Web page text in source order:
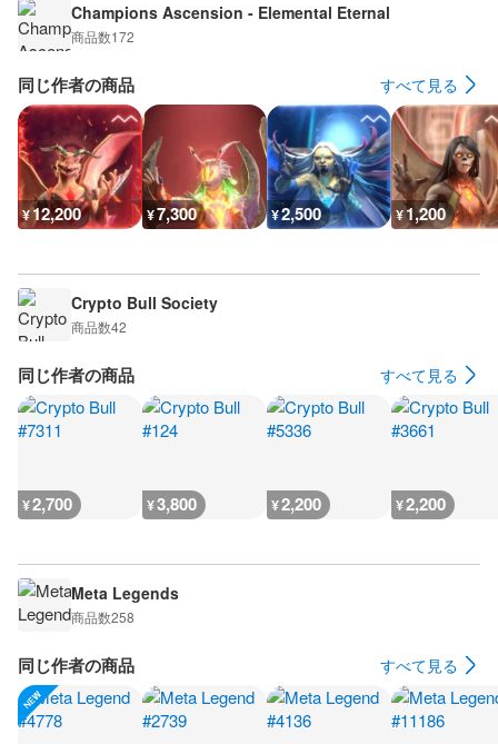
Champions Ascension - Elemental Eternal
商品数172
同じ作者の商品 すべて見る
¥12,200 ¥7,300 ¥2,500 ¥1,200
Crypto Bull Society
商品数42
同じ作者の商品 すべて見る
¥2,700 ¥3,800 ¥2,200 ¥2,200
Meta Legends
商品数258
同じ作者の商品 すべて見る